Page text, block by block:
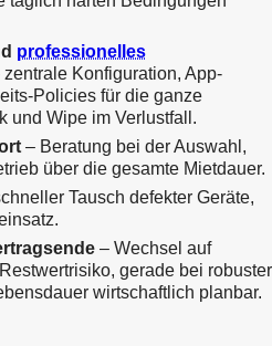
professionelles
zentrale Konfiguration, App-
Policies für die ganze
und Wipe im Verlustfall.
– Beratung bei der Auswahl,
über die gesamte Mietdauer.
Tausch defekter Geräte,
– Wechsel auf
gerade bei robuster
wirtschaftlich planbar.